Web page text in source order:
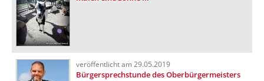
veröffentlicht am 29.05.2019
Bürgersprechstunde des Oberbürgermeisters